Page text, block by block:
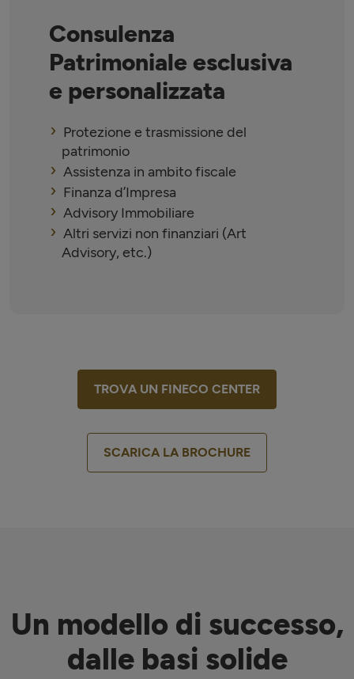
Consulenza
Patrimoniale esclusiva
e personalizzata
Protezione e trasmissione del
patrimonio
Assistenza in ambito fiscale
Finanza d’Impresa
Advisory Immobiliare
Altri servizi non finanziari (Art
Advisory, etc.)
TROVA UN FINECO CENTER
SCARICA LA BROCHURE
Un modello di successo,
dalle basi solide